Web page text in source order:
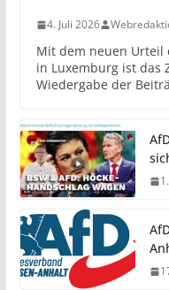
4. Juli 2026
Mit dem neuen Urteil
in Luxemburg ist das
Wiedergabe der